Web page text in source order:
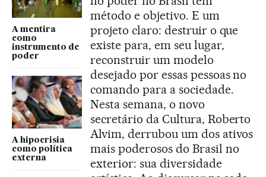
A mentira
como
instrumento de
poder
A hipocrisia
como política
externa
método e objetivo. E um
projeto claro: destruir o que
existe para, em seu lugar,
reconstruir um modelo
desejado por essas pessoas no
comando para a sociedade.
Nesta semana, o novo
secretário da Cultura, Roberto
Alvim, derrubou um dos ativos
mais poderosos do Brasil no
exterior: sua diversidade